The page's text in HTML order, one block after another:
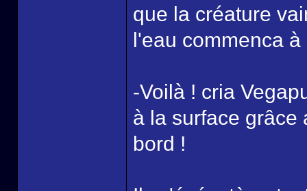
que la créature
l'eau commenca
-Voilà ! cria
à la surface grâce
bord !